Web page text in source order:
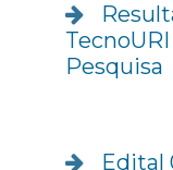
Pesquisa
Edital